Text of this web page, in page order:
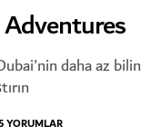
daha az
YORUMLAR